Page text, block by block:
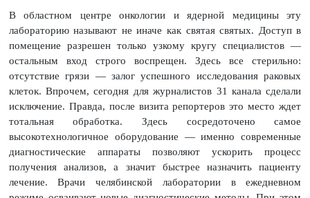
В областном центре онкологии и ядерной медицины эту
лабораторию называют не иначе как святая святых. Доступ в
помещение разрешен только узкому кругу специалистов —
остальным вход строго воспрещен. Здесь все стерильно:
отсутствие грязи — залог успешного исследования раковых
клеток. Впрочем, сегодня для журналистов 31 канала сделали
исключение. Правда, после визита репортеров это место ждет
тотальная обработка. Здесь сосредоточено самое
высокотехнологичное оборудование — именно современные
диагностические аппараты позволяют ускорить процесс
получения анализов, а значит быстрее назначить пациенту
лечение. Врачи челябинской лаборатории в ежедневном